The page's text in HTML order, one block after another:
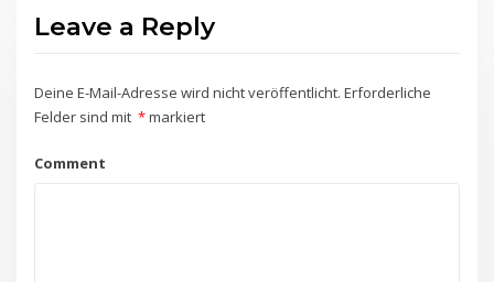
Leave a Reply
Deine E-Mail-Adresse wird nicht veröffentlicht. Erforderliche
Felder sind mit *markiert
Comment